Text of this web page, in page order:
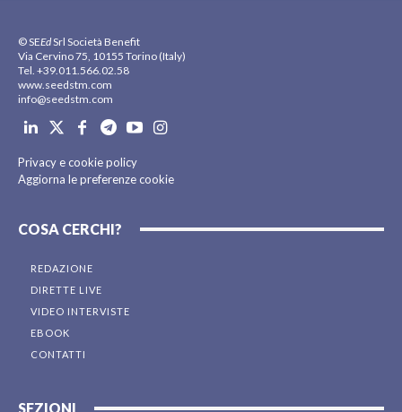
© SEEdSrl Società Benefit
Via Cervino 75, 10155 Torino (Italy)
Tel. +39.011.566.02.58
www.seedstm.com
info@seedstm.com
Privacy e cookie policy
Aggiorna le preferenze cookie
COSA CERCHI?
REDAZIONE
DIRETTE LIVE
VIDEO INTERVISTE
EBOOK
CONTATTI
SEZIONI